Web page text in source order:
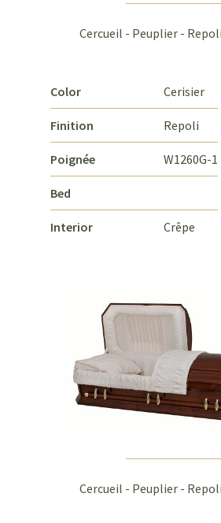
Cercueil - Peuplier -
Color Cerisier
Finition Repoli
Poignée W1260G-1
Bed
Interior Crêpe
Cercueil - Peuplier -